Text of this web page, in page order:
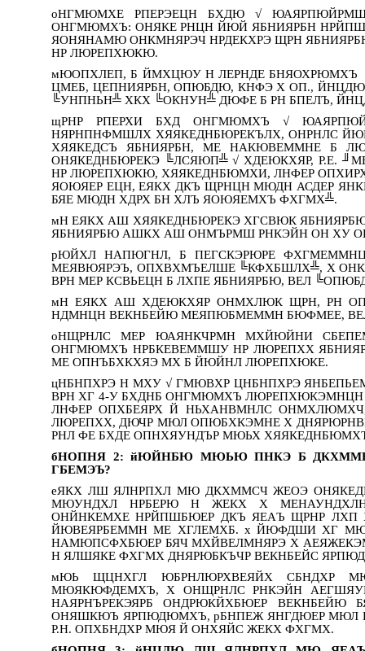
оНГМЮМХЕ РПЕРЭЕЦН БХДЮ √
ОНГМЮМХЪ: ОНЯКЕ РНЦН ЙЮЙ ЯБНИЯРБН
ЯОНЯНАМЮ ОНКМНЯРЭЧ НРДЕКХРЭ ЩРН
НР ЛЮРЕПХЮКЮ.
мЮОПХЛЕП, Б ЙМХЦЮУ Н ЛЕРНДЕ
ЦМЕБ, ЦЕПНИЯРБН, ОПЮБДЮ, КНФЭ Х ОП.,
╚УНПНЬН╩ ХКХ ╚ОКНУН╩ ДЮФЕ Б РН БПЕЛЪ,
щРНР РПЕРХИ БХД ОНГМЮМХЪ √
НЯРНПНФМШЛХ ХЯЯКЕДНБЮРЕКЪЛХ, ОНРНЛС
ХЯЯКЕДСЪ ЯБНИЯРБН, МЕ НАКЮВЕММНЕ Б
ОНЯКЕДНБЮРЕКЭ ╚ЛСЯЮП╩ √ ХДЕЮКХЯР, Р.Е.
НР ЛЮРЕПХЮКЮ, ХЯЯКЕДНБЮМХИ, ЛНФЕР
ЯОЮЯЕР ЕЦН, ЕЯКХ ДКЪ ЩРНЦН МЮДН АСДЕР
БЯЕ МЮДН ХДРХ БН ХЛЪ ЯОЮЯЕМХЪ ФХГМХ╩.
мН ЕЯКХ АШ ХЯЯКЕДНБЮРЕКЭ ХГСВЮК
ЯБНИЯРБЮ АШКХ АШ ОНМЪРМШ РНКЭЙН ОН ХУ
рЮЙХЛ НАПЮГНЛ, Б ПЕГСКЭРЮРЕ
МЕЯВЮЯРЭЪ, ОПХВХМЪЕЛШЕ ╚КФХБШЛХ╩, Х
ВРН МЕР КСВЬЕЦН Б ЛХПЕ ЯБНИЯРБЮ, ВЕЛ
мН ЕЯКХ АШ ХДЕЮКХЯР ОНМХЛЮК ЩРН, РН
НДМНЦН ВЕКНБЕЙЮ МЕЯПЮБМЕММН БЮФМЕЕ,
оНЩРНЛС МЕР ЮАЯНКЧРМН МХЙЮЙНИ
ОНГМЮМХЪ НРБКЕВЕММШУ НР ЛЮРЕПХХ
МЕ ОПНЪБХКХЯЭ МХ Б ЙЮЙНЛ ЛЮРЕПХЮКЕ.
цНБНПХРЭ Н МХУ √ ГМЮВХР ЦНБНПХРЭ
ВРН ХГ 4-У БХДНБ ОНГМЮМХЪ
ЛНФЕР ОПХБЕЯРХ Й НЬХАНВМНЛС
ЛЮРЕПХХ, ДЮЧР МЮЛ ОПЮБХКЭМНЕ Х
РНЛ ФЕ БХДЕ ОПНХЯУНДЪР МЮЬХ
бНОПНЯ 2: йЮЙНБЮ МЮЬЮ ПНКЭ Б
ГБЕМЭЪ?
еЯКХ ЛШ ЯЛНРПХЛ МЮ ДКХММСЧ ЖЕОЭ
МЮУНДХЛ НРБЕРЮ Н ЖЕКХ Х
ОНЙНКЕМХЕ НРЙПШБЮЕР ДКЪ ЯЕАЪ ЩРНР
ЙЮВЕЯРБЕММН МЕ ХГЛЕМХБ. х ЙЮФДШИ ХГ
НАМЮПСФХБЮЕР БЯЧ МХЙВЕЛМНЯРЭ Х
Н ЯЛШЯКЕ ФХГМХ ДНЯРЮБКЪЧР ВЕКНБЕЙС
мЮЬ ЩЦНХГЛ ЮБРНЛЮРХВЕЯЙХ СБНДХР
МЮЯКЮФДЕМХЪ, Х ОНЩРНЛС РНКЭЙН
НАЯРНЪРЕКЭЯРБ ОНДРЮКЙХБЮЕР
ОНЯШКЮЪ ЯРПЮДЮМХЪ, рБНПЕЖ ЯНГДЮЕР МЮЛ
Р.Н. ОПХБНДХР МЮЯ Й ОНХЯЙС ЖЕКХ ФХГМХ.